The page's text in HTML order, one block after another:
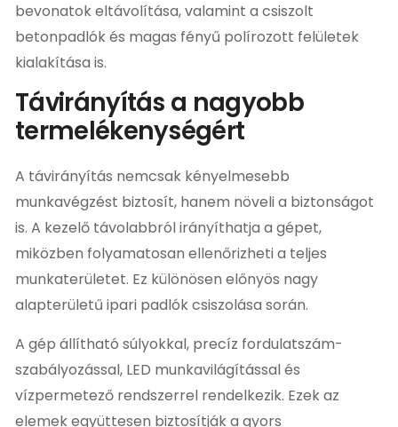
bevonatok eltávolítása, valamint a csiszolt
betonpadlók és magas fényű polírozott felületek
kialakítása is.
Távirányítás a nagyobb
termelékenységért
A távirányítás nemcsak kényelmesebb
munkavégzést biztosít, hanem növeli a biztonságot
is. A kezelő távolabbról irányíthatja a gépet,
miközben folyamatosan ellenőrizheti a teljes
munkaterületet. Ez különösen előnyös nagy
alapterületű ipari padlók csiszolása során.
A gép állítható súlyokkal, precíz fordulatszám-
szabályozással, LED munkavilágítással és
vízpermetező rendszerrel rendelkezik. Ezek az
elemek együttesen biztosítják a gyors